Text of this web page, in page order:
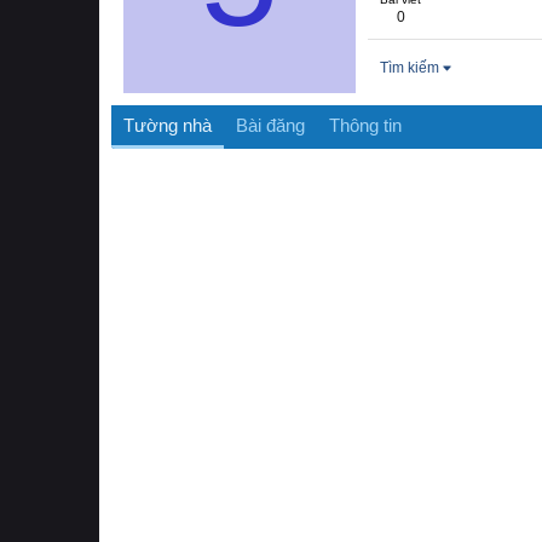
0
Tìm kiếm
Tường nhà Bài đăng Thông tin